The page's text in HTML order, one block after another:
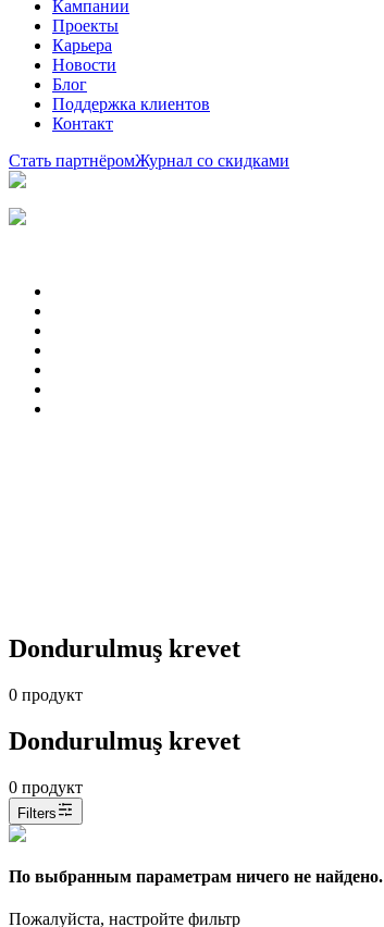
Кампании
Проекты
Карьера
Новости
Блог
Поддержка клиентов
Контакт
Стать партнёромЖурнал со скидками
Dondurulmuş krevet
0 продукт
Dondurulmuş krevet
0 продукт
Filters
По выбранным параметрам ничего не найдено.
Пожалуйста, настройте фильтр